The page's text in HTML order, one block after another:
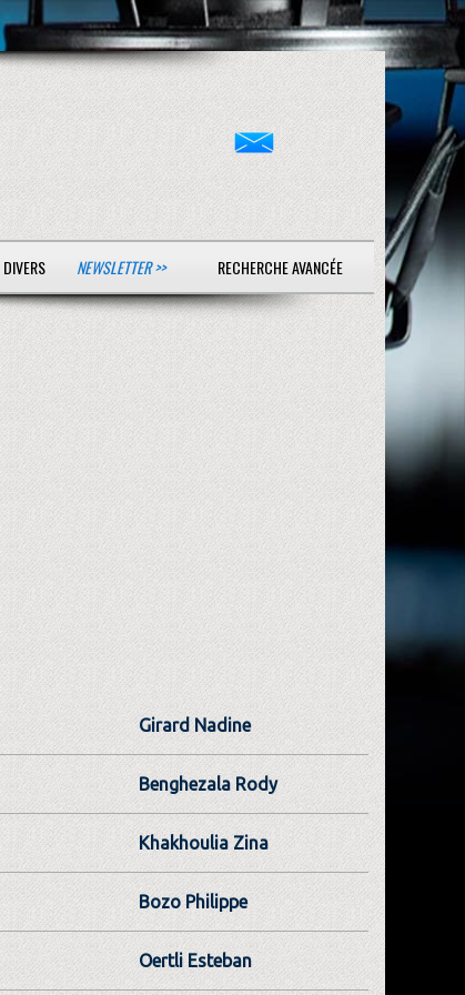
DIVERS NEWSLETTER >> RECHERCHE AVANCÉE
Girard Nadine
Benghezala Rody
Khakhoulia Zina
Bozo Philippe
Oertli Esteban